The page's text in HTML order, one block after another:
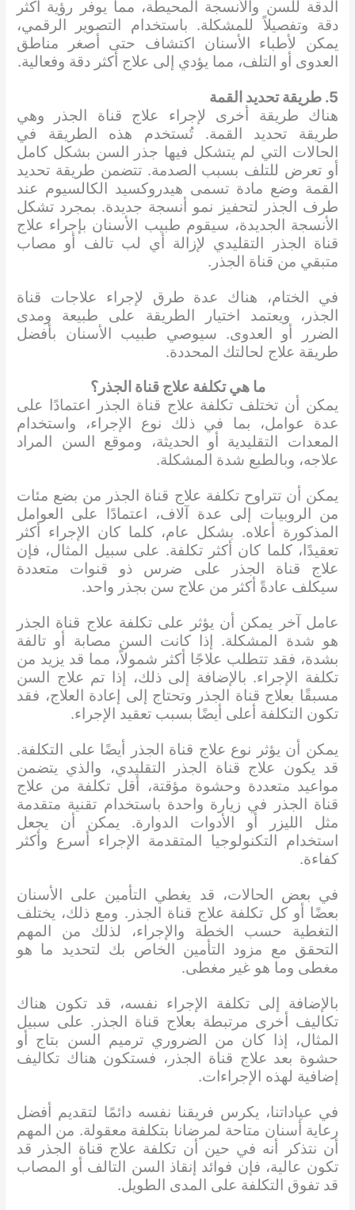
الدقة للسن والأنسجة المحيطة، مما يوفر رؤية أكثر
دقة وتفصيلاً للمشكلة. باستخدام التصوير الرقمي،
يمكن لأطباء الأسنان اكتشاف حتى أصغر مناطق
العدوى أو التلف، مما يؤدي إلى علاج أكثر دقة وفعالية.
5. طريقة تحديد القمة
هناك طريقة أخرى لإجراء علاج قناة الجذر وهي
طريقة تحديد القمة. تُستخدم هذه الطريقة في
الحالات التي لم يتشكل فيها جذر السن بشكل كامل
أو تعرض للتلف بسبب الصدمة. تتضمن طريقة تحديد
القمة وضع مادة تسمى هيدروكسيد الكالسيوم عند
طرف الجذر لتحفيز نمو أنسجة جديدة. بمجرد تشكل
الأنسجة الجديدة، سيقوم طبيب الأسنان بإجراء علاج
قناة الجذر التقليدي لإزالة أي لب تالف أو مصاب
متبقي من قناة الجذر.
في الختام، هناك عدة طرق لإجراء علاجات قناة
الجذر، ويعتمد اختيار الطريقة على طبيعة ومدى
الضرر أو العدوى. سيوصي طبيب الأسنان بأفضل
طريقة علاج لحالتك المحددة.
ما هي تكلفة علاج قناة الجذر؟
يمكن أن تختلف تكلفة علاج قناة الجذر اعتمادًا على
عدة عوامل، بما في ذلك نوع الإجراء، واستخدام
المعدات التقليدية أو الحديثة، وموقع السن المراد
علاجه، وبالطبع شدة المشكلة.
يمكن أن تتراوح تكلفة علاج قناة الجذر من بضع مئات
من الروبيات إلى عدة آلاف، اعتمادًا على العوامل
المذكورة أعلاه. بشكل عام، كلما كان الإجراء أكثر
تعقيدًا، كلما كان أكثر تكلفة. على سبيل المثال، فإن
علاج قناة الجذر على ضرس ذو قنوات متعددة
سيكلف عادةً أكثر من علاج سن بجذر واحد.
عامل آخر يمكن أن يؤثر على تكلفة علاج قناة الجذر
هو شدة المشكلة. إذا كانت السن مصابة أو تالفة
بشدة، فقد تتطلب علاجًا أكثر شمولاً، مما قد يزيد من
تكلفة الإجراء. بالإضافة إلى ذلك، إذا تم علاج السن
مسبقًا بعلاج قناة الجذر وتحتاج إلى إعادة العلاج، فقد
تكون التكلفة أعلى أيضًا بسبب تعقيد الإجراء.
يمكن أن يؤثر نوع علاج قناة الجذر أيضًا على التكلفة.
قد يكون علاج قناة الجذر التقليدي، والذي يتضمن
مواعيد متعددة وحشوة مؤقتة، أقل تكلفة من علاج
قناة الجذر في زيارة واحدة باستخدام تقنية متقدمة
مثل الليزر أو الأدوات الدوارة. يمكن أن يجعل
استخدام التكنولوجيا المتقدمة الإجراء أسرع وأكثر
كفاءة.
في بعض الحالات، قد يغطي التأمين على الأسنان
بعضًا أو كل تكلفة علاج قناة الجذر. ومع ذلك، يختلف
التغطية حسب الخطة والإجراء، لذلك من المهم
التحقق مع مزود التأمين الخاص بك لتحديد ما هو
مغطى وما هو غير مغطى.
بالإضافة إلى تكلفة الإجراء نفسه، قد تكون هناك
تكاليف أخرى مرتبطة بعلاج قناة الجذر. على سبيل
المثال، إذا كان من الضروري ترميم السن بتاج أو
حشوة بعد علاج قناة الجذر، فستكون هناك تكاليف
إضافية لهذه الإجراءات.
في عياداتنا، يكرس فريقنا نفسه دائمًا لتقديم أفضل
رعاية أسنان متاحة لمرضانا بتكلفة معقولة. من المهم
أن نتذكر أنه في حين أن تكلفة علاج قناة الجذر قد
تكون عالية، فإن فوائد إنقاذ السن التالف أو المصاب
قد تفوق التكلفة على المدى الطويل.